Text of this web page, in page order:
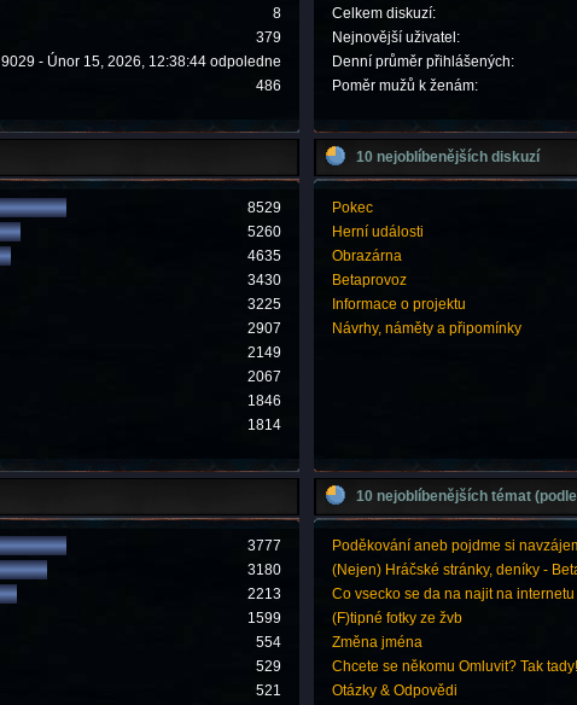
8
379
9029 - Únor 15, 2026, 12:38:44 odpoledne
486
Celkem diskuzí:
Nejnovější uživatel:
Denní průměr přihlášených:
Poměr mužů k ženám:
8529
5260
4635
3430
3225
2907
2149
2067
1846
1814
10 nejoblíbenějších diskuzí
Pokec
Herní události
Obrazárna
Betaprovoz
Informace o projektu
Návrhy, náměty a připomínky
3777
3180
2213
1599
554
529
521
10 nejoblíbenějších témat
Poděkování aneb pojdme si
(Nejen) Hráčské stránky, deníky -
Co vsecko se da na najit na internetu
(F)tipné fotky ze žvb
Změna jména
Chcete se někomu Omluvit? Tak
Otázky & Odpovědi